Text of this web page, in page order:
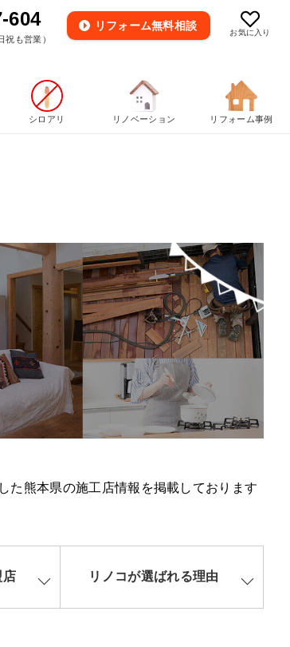
お気に入り
604
祝も営業）
リフォーム無料相談
た熊本県の施工店情報を掲載しております
店 リノコが選ばれる理由
シロアリ リノベーション リフォーム事例